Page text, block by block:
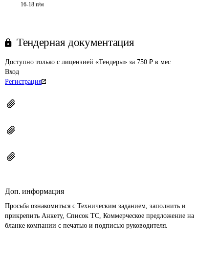
16-18 п/м
Тендерная документация
Доступно только с лицензией «Тендеры» за 750 ₽ в мес
Вход
Регистрация
Доп. информация
Просьба ознакомиться с Техническим заданием, заполнить и
прикрепить Анкету, Список ТС, Коммерческое предложение на
бланке компании с печатью и подписью руководителя.